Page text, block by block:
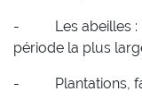
- Les abeilles :
période la plus
- Plantations,